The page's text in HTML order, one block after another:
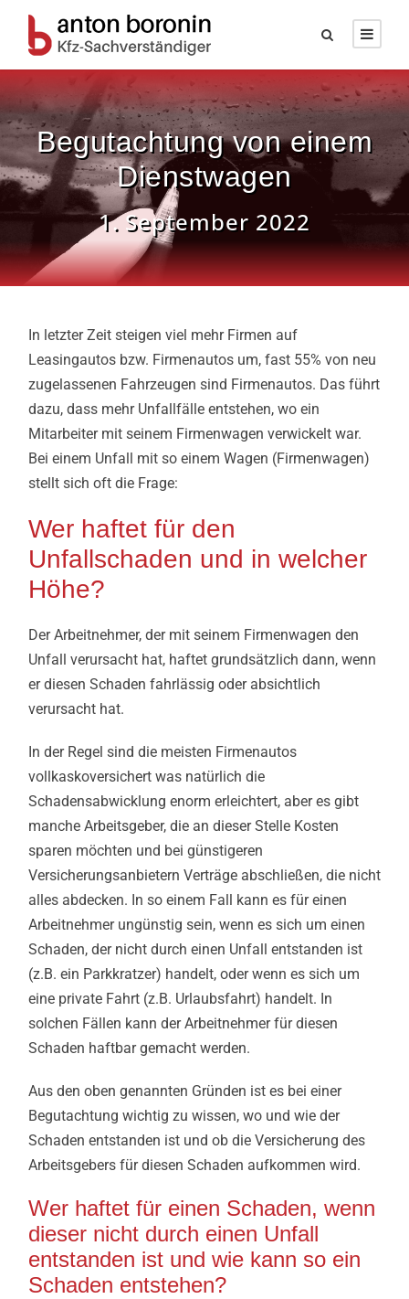
Begutachtung von einem
Dienstwagen
1. September 2022
In letzter Zeit steigen viel mehr Firmen auf
Leasingautos bzw. Firmenautos um, fast 55% von neu
zugelassenen Fahrzeugen sind Firmenautos. Das führt
dazu, dass mehr Unfallfälle entstehen, wo ein
Mitarbeiter mit seinem Firmenwagen verwickelt war.
Bei einem Unfall mit so einem Wagen (Firmenwagen)
stellt sich oft die Frage:
Wer haftet für den
Unfallschaden und in welcher
Höhe?
Der Arbeitnehmer, der mit seinem Firmenwagen den
Unfall verursacht hat, haftet grundsätzlich dann, wenn
er diesen Schaden fahrlässig oder absichtlich
verursacht hat.
In der Regel sind die meisten Firmenautos
vollkaskoversichert was natürlich die
Schadensabwicklung enorm erleichtert, aber es gibt
manche Arbeitsgeber, die an dieser Stelle Kosten
sparen möchten und bei günstigeren
Versicherungsanbietern Verträge abschließen, die nicht
alles abdecken. In so einem Fall kann es für einen
Arbeitnehmer ungünstig sein, wenn es sich um einen
Schaden, der nicht durch einen Unfall entstanden ist
(z.B. ein Parkkratzer) handelt, oder wenn es sich um
eine private Fahrt (z.B. Urlaubsfahrt) handelt. In
solchen Fällen kann der Arbeitnehmer für diesen
Schaden haftbar gemacht werden.
Aus den oben genannten Gründen ist es bei einer
Begutachtung wichtig zu wissen, wo und wie der
Schaden entstanden ist und ob die Versicherung des
Arbeitsgebers für diesen Schaden aufkommen wird.
Wer haftet für einen Schaden, wenn
dieser nicht durch einen Unfall
entstanden ist und wie kann so ein
Schaden entstehen?